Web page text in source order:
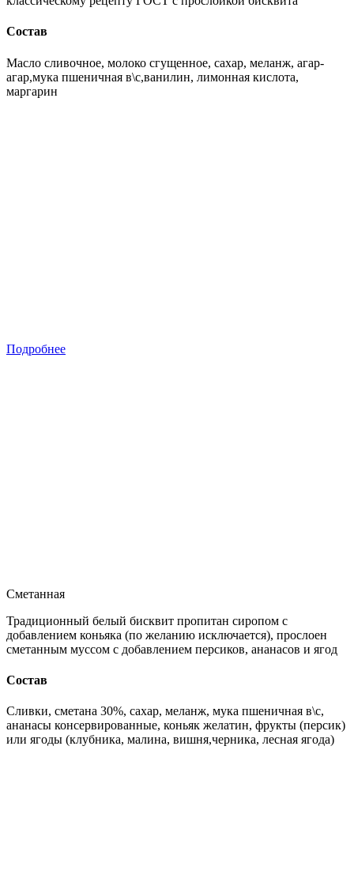
Состав
Масло сливочное, молоко сгущенное, сахар, меланж, агар-
агар,мука пшеничная в\с,ванилин, лимонная кислота,
маргарин
Подробнее
Сметанная
Традиционный белый бисквит пропитан сиропом с
добавлением коньяка (по желанию исключается), прослоен
сметанным муссом с добавлением персиков, ананасов и ягод
Состав
Сливки, сметана 30%, сахар, меланж, мука пшеничная в\с,
ананасы консервированные, коньяк желатин, фрукты (персик)
или ягоды (клубника, малина, вишня,черника, лесная ягода)